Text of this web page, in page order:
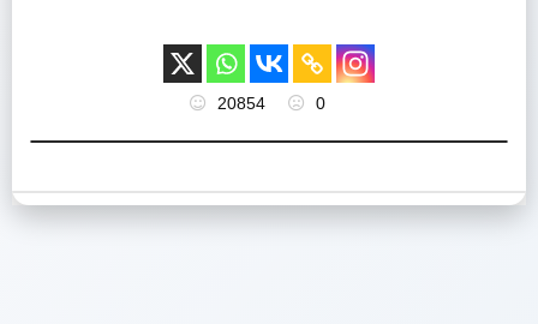
20854 0